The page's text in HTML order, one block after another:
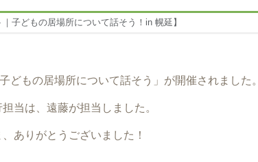
｜子どもの居場所について話そう！in 幌延】
どもの居場所について話そう」が開催されました。
当は、遠藤が担当しました。
ありがとうございました！